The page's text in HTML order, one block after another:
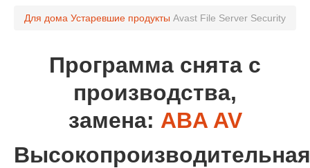
Для дома Устаревшие продукты Avast File Server Security
Программа снята с
производства,
замена: ABA AV
Высокопроизводительная